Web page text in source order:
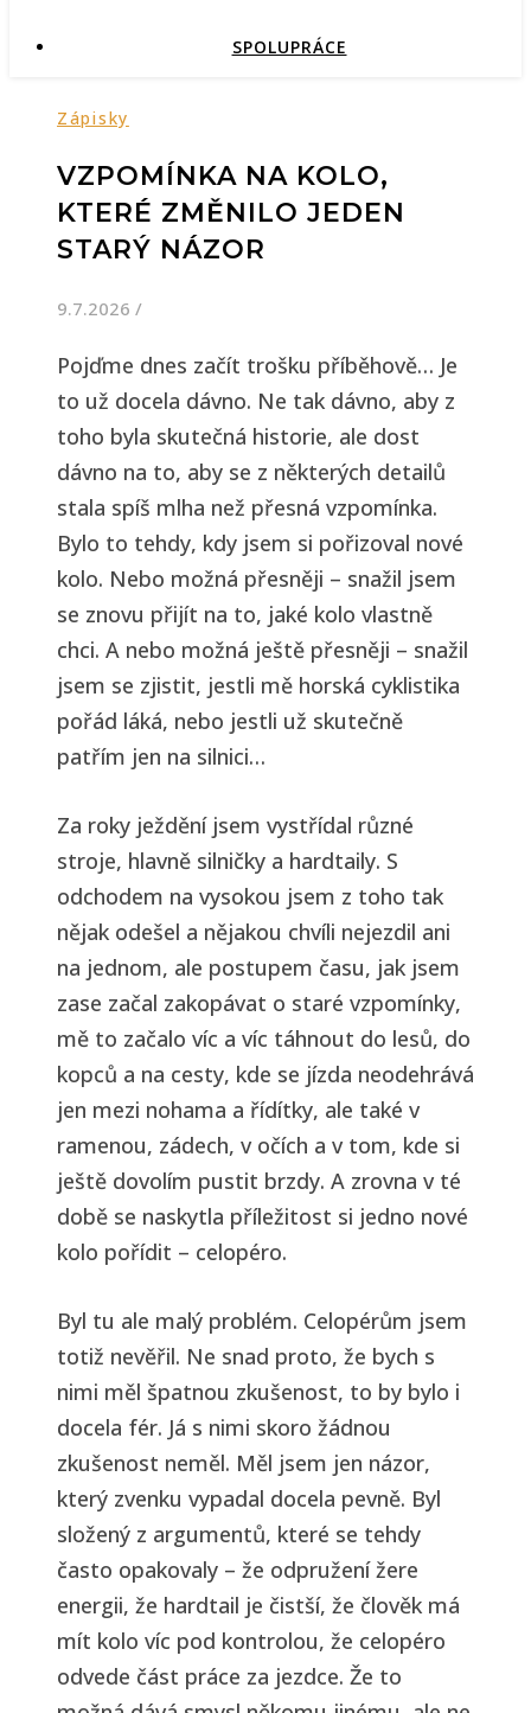
SPOLUPRÁCE
Zápisky
VZPOMÍNKA NA KOLO,
KTERÉ ZMĚNILO JEDEN
STARÝ NÁZOR
9.7.2026 /
Pojďme dnes začít trošku příběhově… Je
to už docela dávno. Ne tak dávno, aby z
toho byla skutečná historie, ale dost
dávno na to, aby se z některých detailů
stala spíš mlha než přesná vzpomínka.
Bylo to tehdy, kdy jsem si pořizoval nové
kolo. Nebo možná přesněji – snažil jsem
se znovu přijít na to, jaké kolo vlastně
chci. A nebo možná ještě přesněji – snažil
jsem se zjistit, jestli mě horská cyklistika
pořád láká, nebo jestli už skutečně
patřím jen na silnici…
Za roky ježdění jsem vystřídal různé
stroje, hlavně silničky a hardtaily. S
odchodem na vysokou jsem z toho tak
nějak odešel a nějakou chvíli nejezdil ani
na jednom, ale postupem času, jak jsem
zase začal zakopávat o staré vzpomínky,
mě to začalo víc a víc táhnout do lesů, do
kopců a na cesty, kde se jízda neodehrává
jen mezi nohama a řídítky, ale také v
ramenou, zádech, v očích a v tom, kde si
ještě dovolím pustit brzdy. A zrovna v té
době se naskytla příležitost si jedno nové
kolo pořídit – celopéro.
Byl tu ale malý problém. Celopérům jsem
totiž nevěřil. Ne snad proto, že bych s
nimi měl špatnou zkušenost, to by bylo i
docela fér. Já s nimi skoro žádnou
zkušenost neměl. Měl jsem jen názor,
který zvenku vypadal docela pevně. Byl
složený z argumentů, které se tehdy
často opakovaly – že odpružení žere
energii, že hardtail je čistší, že člověk má
mít kolo víc pod kontrolou, že celopéro
odvede část práce za jezdce. Že to